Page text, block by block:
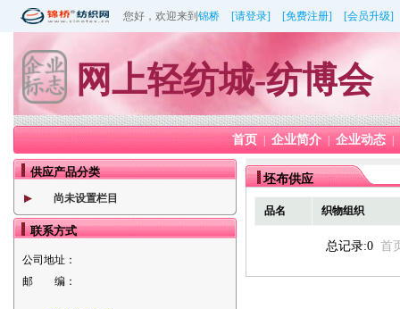
您好，欢迎来到 锦桥 [请登录] [免费注册] [会员升级]
网上轻纺城-纺博会
首页 企业简介 企业动态
供应产品分类
尚未设置栏目
联系方式
公司地址：
邮 编：
坯布供应
品名 织物组织
总记录:0 首